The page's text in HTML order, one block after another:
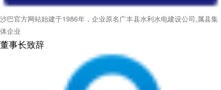
沙巴官方网站始建于1986年，企业原名广丰县水利水电建设公司,属县集
体企业
董事长致辞